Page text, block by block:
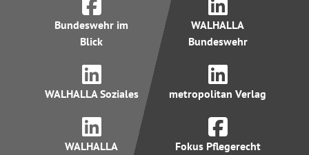
Bundeswehr im
Blick
WALHALLA
Bundeswehr
WALHALLA Soziales metropolitan Verlag
WALHALLA
Fokus Pflegerecht